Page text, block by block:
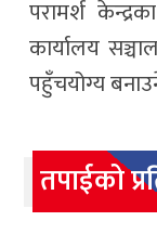
परामर्श
कार्यालय
पहुँचयोग्य
तपाईको